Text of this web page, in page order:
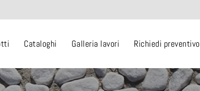
Cataloghi Galleria lavori Richiedi preventivo